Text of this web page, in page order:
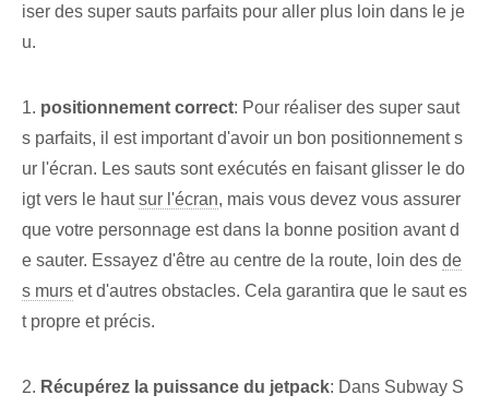
iser des super sauts parfaits pour aller plus loin dans le je
u.
1. positionnement correct: Pour réaliser des super saut
s parfaits, il est important d'avoir un bon positionnement s
ur l'écran. Les sauts sont exécutés en faisant glisser le do
igt vers le hautsur l'écran, mais vous devez vous assurer
que votre personnage est dans la bonne position avant d
e sauter. Essayez d'être au centre de la route, loin des de
s murs et d'autres obstacles. Cela garantira que le saut es
t propre et précis.
2. Récupérez la puissance du jetpack: Dans Subway S